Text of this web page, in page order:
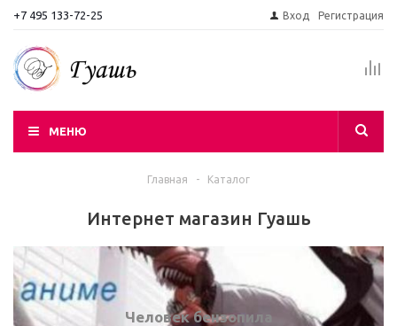
+7 495 133-72-25 Вход Регистрация
МЕНЮ
Главная - Каталог
Интернет магазин Гуашь
Человек бензопила